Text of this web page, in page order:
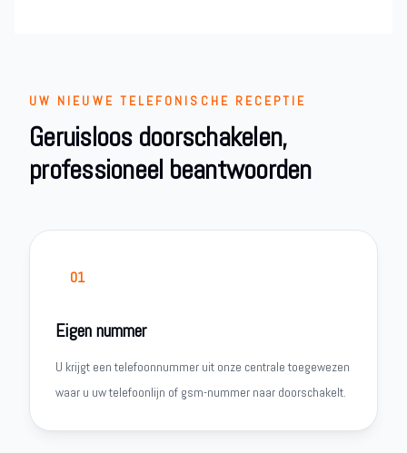
UW NIEUWE TELEFONISCHE RECEPTIE
Geruisloos doorschakelen,
professioneel beantwoorden
01
Eigen nummer
U krijgt een telefoonnummer uit onze centrale toegewezen
waar u uw telefoonlijn of gsm-nummer naar doorschakelt.